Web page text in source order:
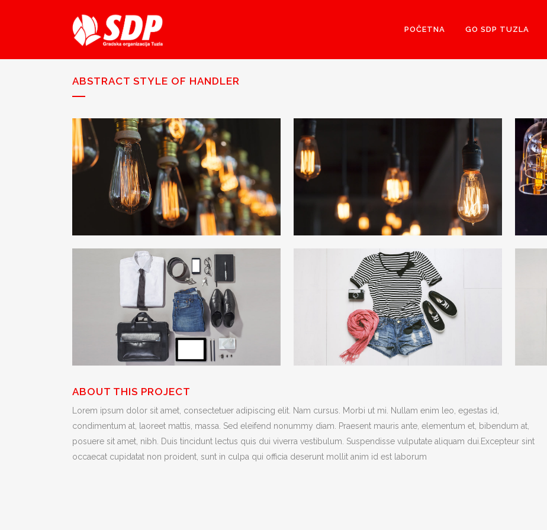
POČETNA GO SDP TUZLA
ABSTRACT STYLE OF HANDLER
ABOUT THIS PROJECT
Lorem ipsum dolor sit amet, consectetuer adipiscing elit. Nam cursus. Morbi ut mi. Nullam enim leo, egestas id,
condimentum at, laoreet mattis, massa. Sed eleifend nonummy diam. Praesent mauris ante, elementum et, bibendum at,
posuere sit amet, nibh. Duis tincidunt lectus quis dui viverra vestibulum. Suspendisse vulputate aliquam dui.Excepteur sint
occaecat cupidatat non proident, sunt in culpa qui officia deserunt mollit anim id est laborum